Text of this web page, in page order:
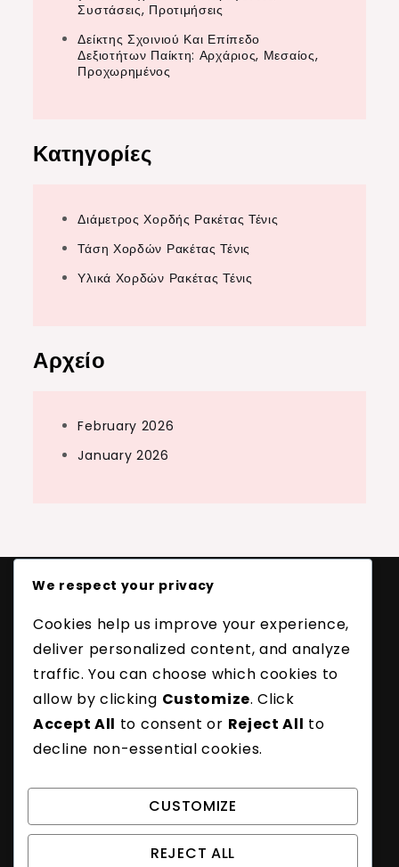
Συστάσεις, Προτιμήσεις
Δείκτης Σχοινιού Και Επίπεδο
Δεξιοτήτων Παίκτη: Αρχάριος, Μεσαίος,
Προχωρημένος
Κατηγορίες
Διάμετρος Χορδής Ρακέτας Τένις
Τάση Χορδών Ρακέτας Τένις
Υλικά Χορδών Ρακέτας Τένις
Αρχείο
February 2026
January 2026
Νομικά
Πολιτική απορρήτου
Επικοινωνία
Προτιμήσεις cookies
Όροι και προϋποθέσεις
Σχετικά
for:
We respect your privacy
Cookies help us improve your experience,
deliver personalized content, and analyze
traffic. You can choose which cookies to
allow by clicking Customize. Click
Accept All to consent or Reject All to
decline non-essential cookies.
CUSTOMIZE
REJECT ALL